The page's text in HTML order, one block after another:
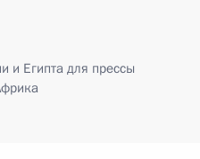
и Египта для прессы